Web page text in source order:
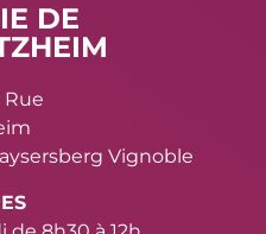
DE
Rue
Vignoble